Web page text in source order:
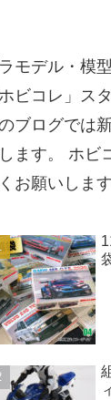
モデル・模
ホビコレ」ス
ブログでは
ます。 ホビ
お願いします